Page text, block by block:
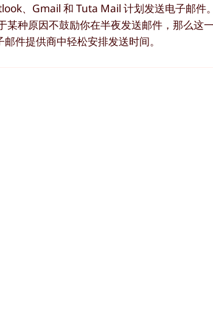
、Gmail 和 Tuta Mail 计划发送电子邮件
种原因不鼓励你在半夜发送邮件，那么这
件提供商中轻松安排发送时间。